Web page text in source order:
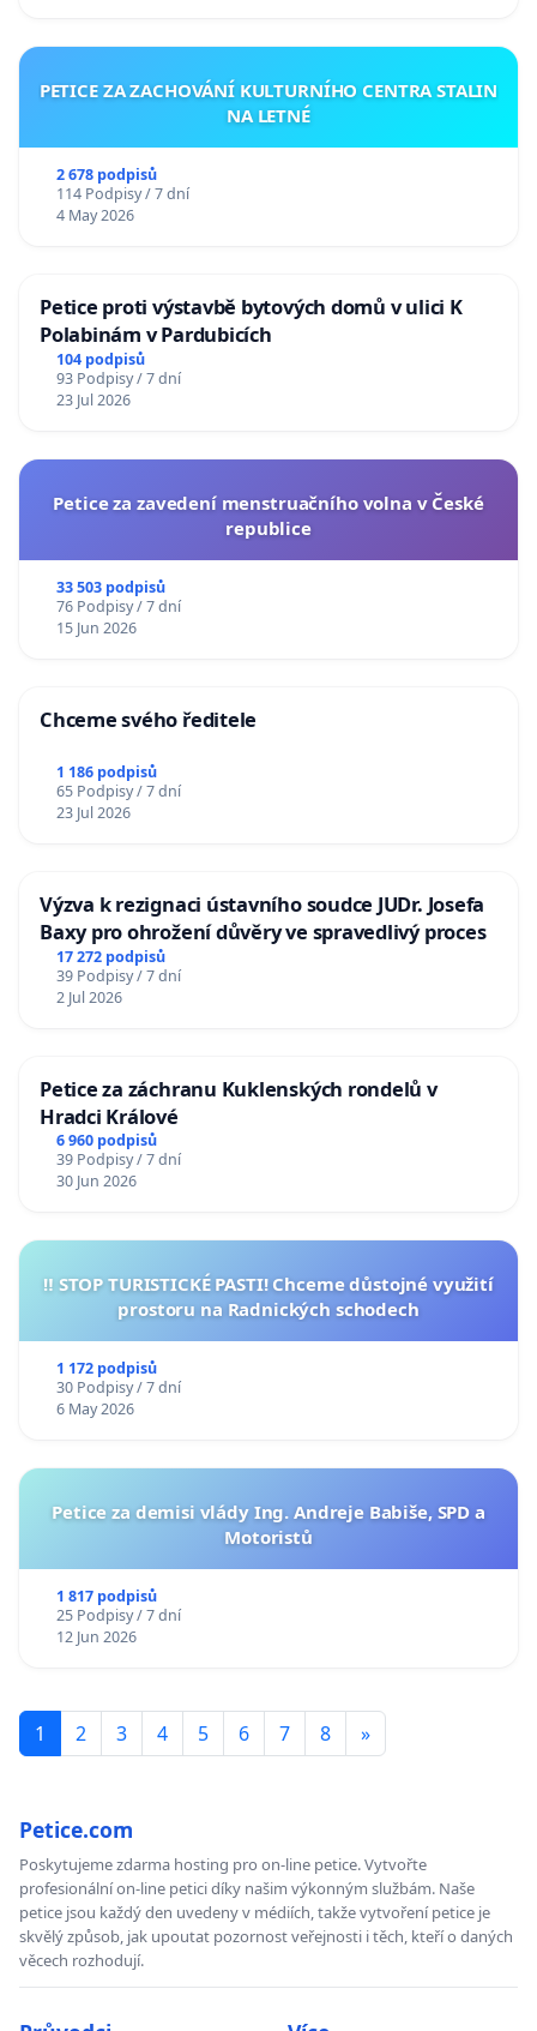
PETICE ZA ZACHOVÁNÍ KULTURNÍHO CENTRA STALIN
NA LETNÉ
2 678 podpisů
114 Podpisy / 7 dní
4 May 2026
Petice proti výstavbě bytových domů v ulici K
Polabinám v Pardubicích
104 podpisů
93 Podpisy / 7 dní
23 Jul 2026
Petice za zavedení menstruačního volna v České
republice
33 503 podpisů
76 Podpisy / 7 dní
15 Jun 2026
Chceme svého ředitele
1 186 podpisů
65 Podpisy / 7 dní
23 Jul 2026
Výzva k rezignaci ústavního soudce JUDr. Josefa
Baxy pro ohrožení důvěry ve spravedlivý proces
17 272 podpisů
39 Podpisy / 7 dní
2 Jul 2026
Petice za záchranu Kuklenských rondelů v
Hradci Králové
6 960 podpisů
39 Podpisy / 7 dní
30 Jun 2026
‼️ STOP TURISTICKÉ PASTI! Chceme důstojné využití
prostoru na Radnických schodech
1 172 podpisů
30 Podpisy / 7 dní
6 May 2026
Petice za demisi vlády Ing. Andreje Babiše, SPD a
Motoristů
1 817 podpisů
25 Podpisy / 7 dní
12 Jun 2026
1 2 3 4 5 6 7 8 »
Petice.com
Poskytujeme zdarma hosting pro on-line petice. Vytvořte
profesionální on-line petici díky našim výkonným službám. Naše
petice jsou každý den uvedeny v médiích, takže vytvoření petice je
skvělý způsob, jak upoutat pozornost veřejnosti i těch, kteří o daných
věcech rozhodují.